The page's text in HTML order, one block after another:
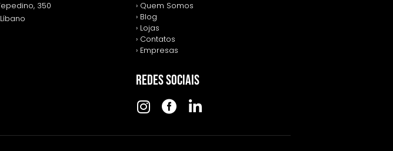
350
› Quem Somos
› Blog
› Lojas
› Contatos
› Empresas
REDES SOCIAIS